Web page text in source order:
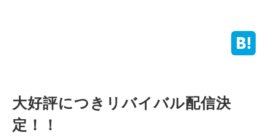
大好評につきリバイバル配信決
定！！